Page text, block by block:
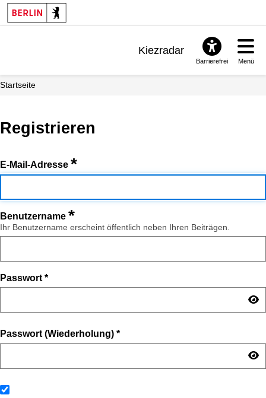
Kiezradar
Barrierefrei Menü
Startseite
Registrieren
E-Mail-Adresse *
Benutzername *
Ihr Benutzername erscheint öffentlich neben Ihren Beiträgen.
Passwort *
Passwort (Wiederholung) *